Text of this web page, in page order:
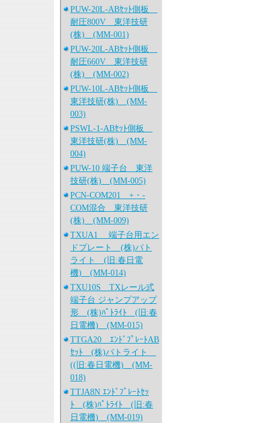
PUW-20L-ABｾｯﾄ側板
耐圧800V 東洋技研
(株) (MM-001)
PUW-20L-ABｾｯﾄ側板
耐圧660V 東洋技研
(株) (MM-002)
PUW-10L-ABｾｯﾄ側板
東洋技研(株) (MM-
003)
PSWL-1-ABｾｯﾄ側板
東洋技研(株) (MM-
004)
PUW-10 端子台 東洋
技研(株) (MM-005)
PCN-COM201 +・-
COM混合 東洋技研
(株) (MM-009)
TXUA1 端子台用エン
ドプレート (株)パト
ライト (旧:春日電
機) (MM-014)
TXU10S TXレール式
端子台 ジャンプアップ
形 (株)ﾊﾟﾄﾗｲﾄ (旧:春
日電機) (MM-015)
TTGA20 ｴﾝﾄﾞﾌﾟﾚｰﾄAB
ｾｯﾄ (株)パトライト
((旧:春日電機) (MM-
018)
TTJA8N ｴﾝﾄﾞﾌﾟﾚｰﾄｾｯ
ﾄ (株)ﾊﾟﾄﾗｲﾄ (旧:春
日電機) (MM-019)